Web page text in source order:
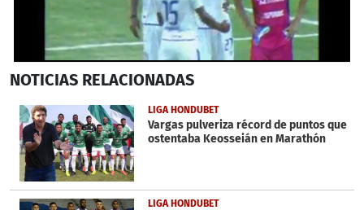
seconds
53
seconds
NOTICIAS RELACIONADAS
LIGA HONDUBET
Vargas pulveriza récord de puntos que
ostentaba Keosseián en Marathón
LIGA HONDUBET